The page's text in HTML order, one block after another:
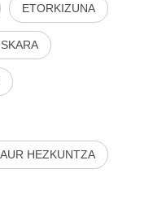
ETORKIZUNA
HEZKUNTZA